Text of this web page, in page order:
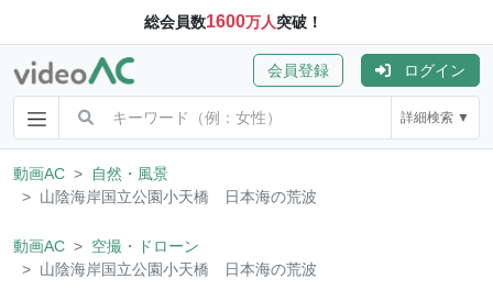
総会員数1600万人突破！
会員登録 ログイン
詳細検索 ▼
動画AC
自然・風景
山陰海岸国立公園小天橋 日本海の荒波
動画AC
空撮・ドローン
山陰海岸国立公園小天橋 日本海の荒波